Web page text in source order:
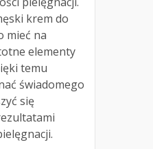
krem do
mieć na
elementy
temu
świadomego
się